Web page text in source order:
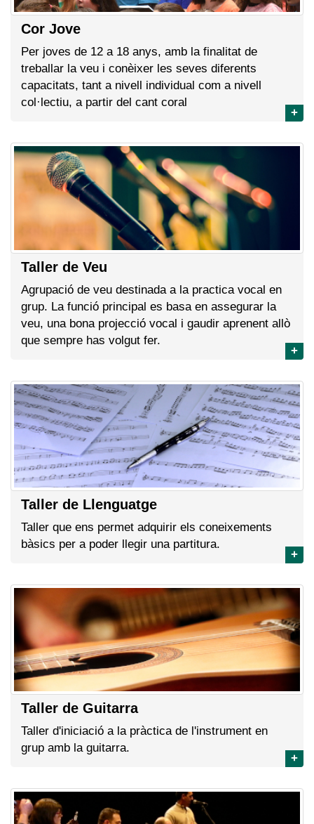
Cor Jove
Per joves de 12 a 18 anys, amb la finalitat de
treballar la veu i conèixer les seves diferents
capacitats, tant a nivell individual com a nivell
col·lectiu, a partir del cant coral
+
Taller de Veu
Agrupació de veu destinada a la practica vocal en
grup. La funció principal es basa en assegurar la
veu, una bona projecció vocal i gaudir aprenent allò
que sempre has volgut fer.
+
Taller de Llenguatge
Taller que ens permet adquirir els coneixements
bàsics per a poder llegir una partitura.
+
Taller de Guitarra
Taller d'iniciació a la pràctica de l'instrument en
grup amb la guitarra.
+